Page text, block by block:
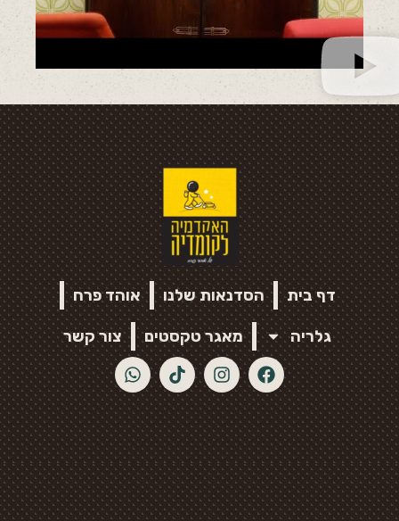
דף בית הסדנאות שלנו אוהד פרח
גלריה מאגר טקסטים צור קשר